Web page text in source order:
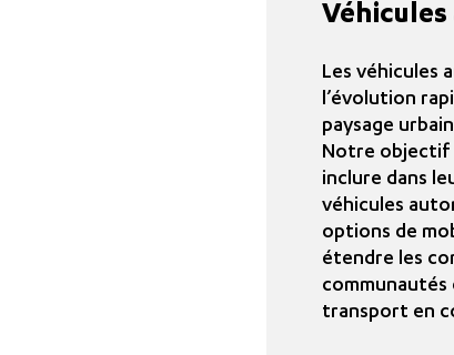
Les véhicules
l’évolution
paysage
Notre objectif
inclure dans
véhicules
options de
étendre les
communautés
transport en